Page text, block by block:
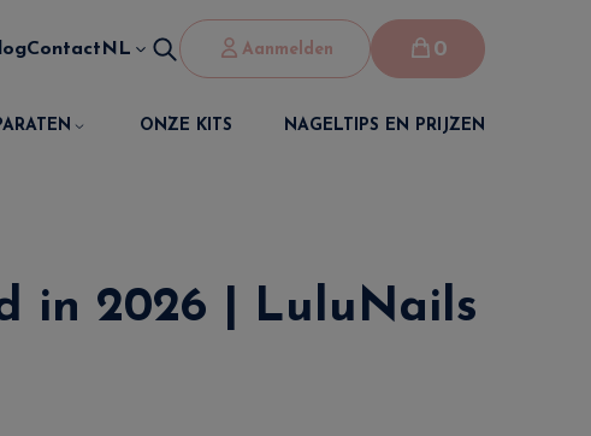
Contact NL Aanmelden 0
ONZE KITS NAGELTIPS EN PRIJZEN
in 2026 | LuluNails